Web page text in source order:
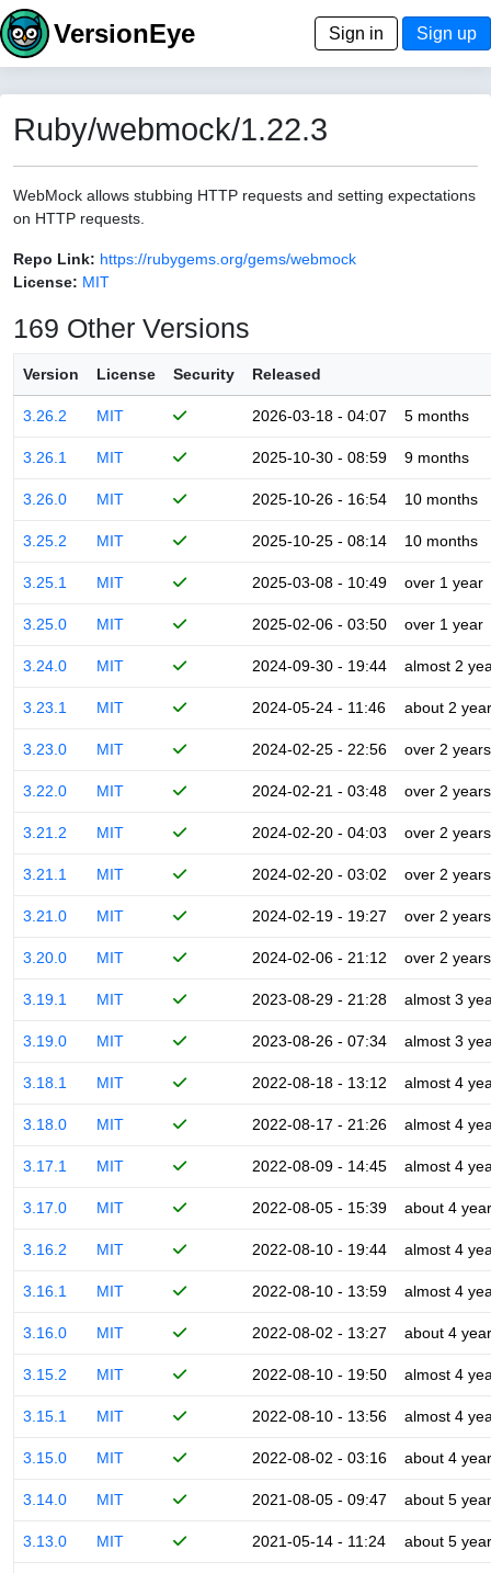
VersionEye Sign in Sign up
Ruby/webmock/1.22.3
WebMock allows stubbing HTTP requests and setting expectations
on HTTP requests.
Repo Link: https://rubygems.org/gems/webmock
License: MIT
169 Other Versions
Version License Security Released
3.26.2 MIT 2026-03-18 - 04:07 5 months
3.26.1 MIT 2025-10-30 - 08:59 9 months
3.26.0 MIT 2025-10-26 - 16:54 10 months
3.25.2 MIT 2025-10-25 - 08:14 10 months
3.25.1 MIT 2025-03-08 - 10:49 over 1 year
3.25.0 MIT 2025-02-06 - 03:50 over 1 year
3.24.0 MIT 2024-09-30 - 19:44 almost 2
3.23.1 MIT 2024-05-24 - 11:46 about 2
3.23.0 MIT 2024-02-25 - 22:56 over 2 years
3.22.0 MIT 2024-02-21 - 03:48 over 2 years
3.21.2 MIT 2024-02-20 - 04:03 over 2 years
3.21.1 MIT 2024-02-20 - 03:02 over 2 years
3.21.0 MIT 2024-02-19 - 19:27 over 2 years
3.20.0 MIT 2024-02-06 - 21:12 over 2 years
3.19.1 MIT 2023-08-29 - 21:28 almost 3
3.19.0 MIT 2023-08-26 - 07:34 almost 3
3.18.1 MIT 2022-08-18 - 13:12 almost 4
3.18.0 MIT 2022-08-17 - 21:26 almost 4
3.17.1 MIT 2022-08-09 - 14:45 almost 4
3.17.0 MIT 2022-08-05 - 15:39 about 4
3.16.2 MIT 2022-08-10 - 19:44 almost 4
3.16.1 MIT 2022-08-10 - 13:59 almost 4
3.16.0 MIT 2022-08-02 - 13:27 about 4
3.15.2 MIT 2022-08-10 - 19:50 almost 4
3.15.1 MIT 2022-08-10 - 13:56 almost 4
3.15.0 MIT 2022-08-02 - 03:16 about 4
3.14.0 MIT 2021-08-05 - 09:47 about 5
3.13.0 MIT 2021-05-14 - 11:24 about 5